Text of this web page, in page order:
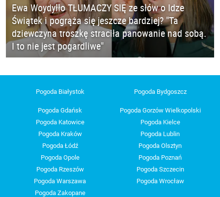
Ewa Woydyłło TŁUMACZY SIĘ ze słów o Idze
Świątek i pogrąża się jeszcze bardziej? "Ta
dziewczyna troszkę straciła panowanie nad sobą.
I to nie jest pogardliwe"
Pogoda Białystok Pogoda Bydgoszcz
Pogoda Gdańsk
Pogoda Gorzów Wielkopolski
Pogoda Katowice
Pogoda Kielce
Pogoda Kraków
Pogoda Lublin
Pogoda Łódź
Pogoda Olsztyn
Pogoda Opole
Pogoda Poznań
Pogoda Rzeszów
Pogoda Szczecin
Pogoda Warszawa
Pogoda Wrocław
Pogoda Zakopane